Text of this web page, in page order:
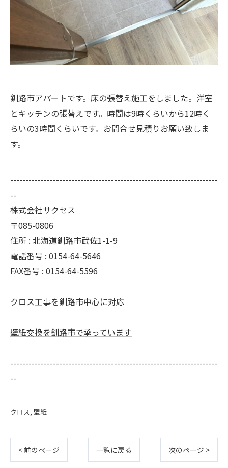
釧路市アパートです。床の張替え施工をしました。洋室
とキッチンの張替えです。時間は9時くらいから12時く
らいの3時間くらいです。お問合せ見積りお願い致しま
す。
--------------------------------------------------------------------
--
株式会社サクセス
〒085-0806
住所 : 北海道釧路市武佐1-1-9
電話番号 : 0154-64-5646
FAX番号 : 0154-64-5596
クロス工事を釧路市中心に対応
壁紙交換を釧路市で承っています
--------------------------------------------------------------------
--
クロス 壁紙
< 前のページ 一覧に戻る 次のページ >